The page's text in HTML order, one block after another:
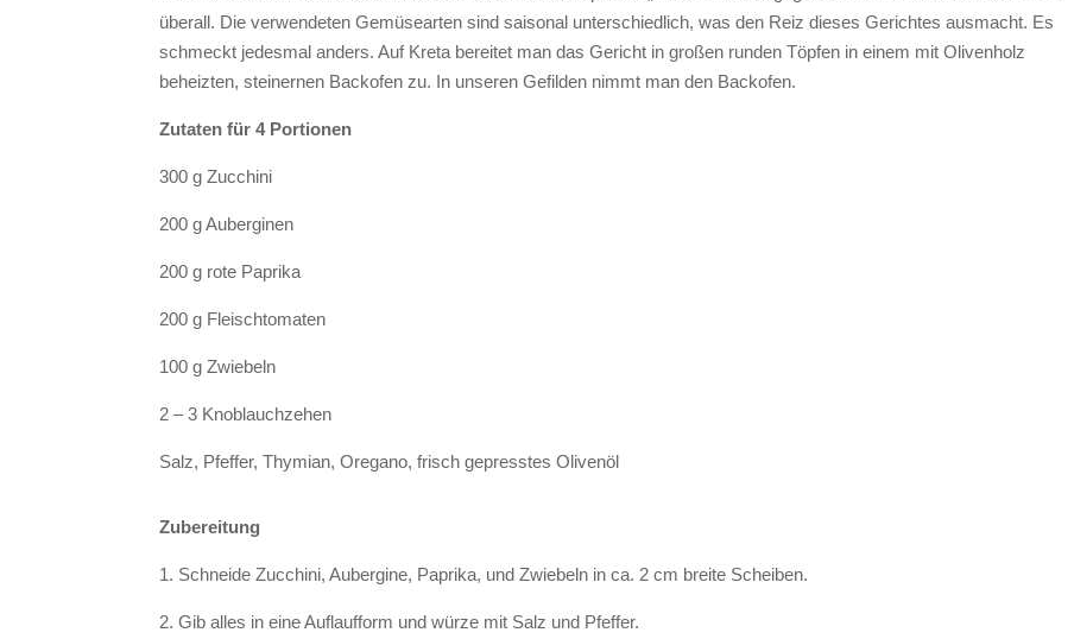
überall. Die verwendeten Gemüsearten sind saisonal unterschiedlich, was den Reiz dieses Gerichtes ausmacht. Es
schmeckt jedesmal anders. Auf Kreta bereitet man das Gericht in großen runden Töpfen in einem mit Olivenholz
beheizten, steinernen Backofen zu. In unseren Gefilden nimmt man den Backofen.
Zutaten für 4 Portionen
300 g Zucchini
200 g Auberginen
200 g rote Paprika
200 g Fleischtomaten
100 g Zwiebeln
2 – 3 Knoblauchzehen
Salz, Pfeffer, Thymian, Oregano, frisch gepresstes Olivenöl
Zubereitung
1. Schneide Zucchini, Aubergine, Paprika, und Zwiebeln in ca. 2 cm breite Scheiben.
2. Gib alles in eine Auflaufform und würze mit Salz und Pfeffer.